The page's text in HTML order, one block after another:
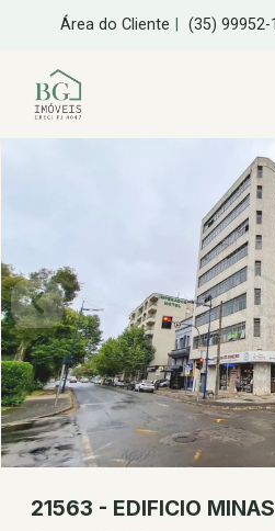
Área do Cliente (35) 99952-
21563 - EDIFICIO